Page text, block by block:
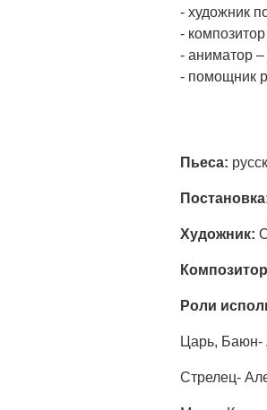
- художник
-
- аниматор
- помощник
Пьеса:
Художник:
Роли
Царь, Баюн-
Стрелец-